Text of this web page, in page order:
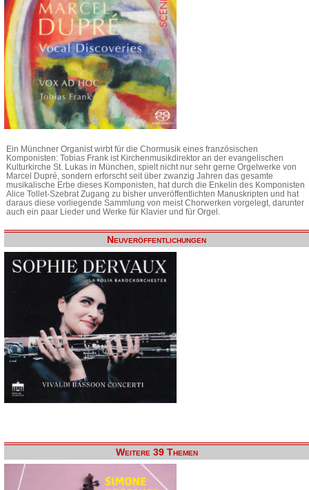
Ein Münchner Organist wirbt für die Chormusik eines französischen
Komponisten: Tobias Frank ist Kirchenmusikdirektor an der evangelischen
Kulturkirche St. Lukas in München, spielt nicht nur sehr gerne Orgelwerke von
Marcel Dupré, sondern erforscht seit über zwanzig Jahren das gesamte
musikalische Erbe dieses Komponisten, hat durch die Enkelin des Komponisten
Alice Tollet-Szebrat Zugang zu bisher unveröffentlichten Manuskripten und hat
daraus diese vorliegende Sammlung von meist Chorwerken vorgelegt, darunter
auch ein paar Lieder und Werke für Klavier und für Orgel.
Neuveröffentlichungen
Weitere 39 Themen